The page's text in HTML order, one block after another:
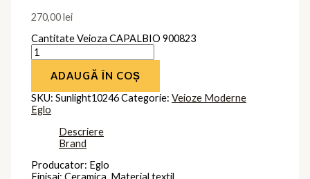
270,00lei
Cantitate Veioza CAPALBIO 900823
ADAUGĂ ÎN COȘ
SKU:Sunlight10246Categorie:Veioze Moderne
Eglo
Descriere
Brand
Producator: Eglo